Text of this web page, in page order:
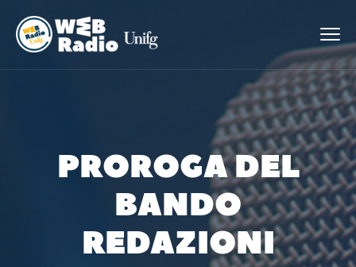
PROROGA DEL
BANDO
REDAZIONI